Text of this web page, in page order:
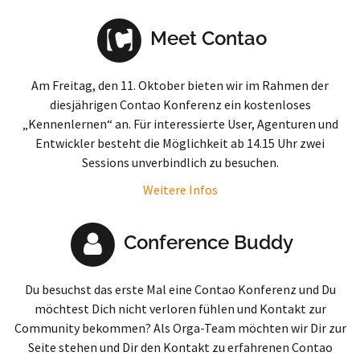
Meet Contao
Am Freitag, den 11. Oktober bieten wir im Rahmen der
diesjährigen Contao Konferenz ein kostenloses
„Kennenlernen“ an. Für interessierte User, Agenturen und
Entwickler besteht die Möglichkeit ab 14.15 Uhr zwei
Sessions unverbindlich zu besuchen.
Weitere Infos
Conference Buddy
Du besuchst das erste Mal eine Contao Konferenz und Du
möchtest Dich nicht verloren fühlen und Kontakt zur
Community bekommen? Als Orga-Team möchten wir Dir zur
Seite stehen und Dir den Kontakt zu erfahrenen Contao